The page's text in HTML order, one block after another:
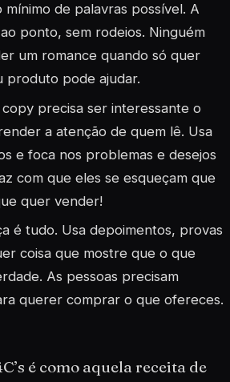
mínimo de palavras possível. A
ponto, sem rodeios. Ninguém
um romance quando só quer
produto pode ajudar.
precisa ser interessante o
a atenção de quem lê. Usa
e foca nos problemas e desejos
com que eles se esqueçam que
quer vender!
é tudo. Usa depoimentos, provas
coisa que mostre que o que
As pessoas precisam
querer comprar o que ofereces.
é como aquela receita de